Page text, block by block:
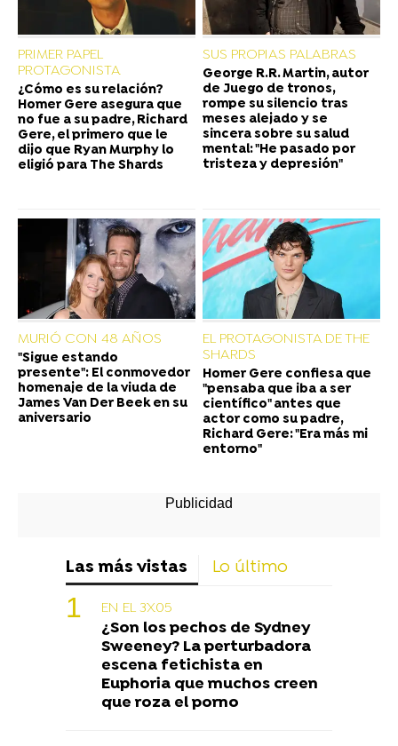
PRIMER PAPEL
PROTAGONISTA
¿Cómo es su relación?
Homer Gere asegura que
no fue a su padre, Richard
Gere, el primero que le
dijo que Ryan Murphy lo
eligió para The Shards
SUS PROPIAS PALABRAS
George R.R. Martin, autor
de Juego de tronos,
rompe su silencio tras
meses alejado y se
sincera sobre su salud
mental: "He pasado por
tristeza y depresión"
MURIÓ CON 48 AÑOS
"Sigue estando
presente": El conmovedor
homenaje de la viuda de
James Van Der Beek en su
aniversario
EL PROTAGONISTA DE THE
SHARDS
Homer Gere confiesa que
"pensaba que iba a ser
científico" antes que
actor como su padre,
Richard Gere: "Era más mi
entorno"
Las más vistas Lo último
EN EL 3X05
¿Son los pechos de Sydney
Sweeney? La perturbadora
escena fetichista en
Euphoria que muchos creen
que roza el porno